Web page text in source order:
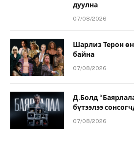
дуулна
07/08/2026
Шарлиз Терон
байна
07/08/2026
Д.Болд
бүтээлээ
07/08/2026